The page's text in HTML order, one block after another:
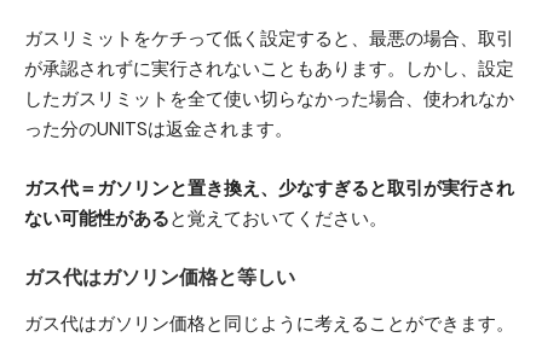
ガスリミットをケチって低く設定すると、最悪の場合、取引
が承認されずに実行されないこともあります。しかし、設定
したガスリミットを全て使い切らなかった場合、使われなか
った分のUNITSは返金されます。
ガス代＝ガソリンと置き換え、少なすぎると取引が実行され
ない可能性があると覚えておいてください。
ガス代はガソリン価格と等しい
ガス代はガソリン価格と同じように考えることができます。